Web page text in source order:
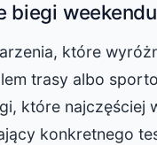
biegi weekendu
które
trasy albo
które najczęściej
konkretnego